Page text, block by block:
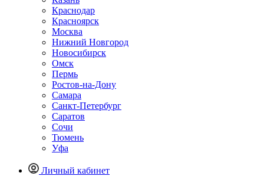
Краснодар
Красноярск
Москва
Нижний Новгород
Новосибирск
Омск
Пермь
Ростов-на-Дону
Самара
Санкт-Петербург
Саратов
Сочи
Тюмень
Уфа
Личный кабинет